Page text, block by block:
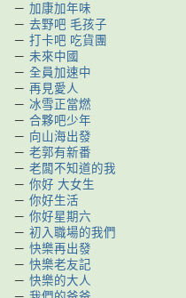
－ 加康加年味
－ 去野吧 毛孩子
－ 打卡吧 吃貨團
－ 未來中國
－ 全員加速中
－ 再見愛人
－ 冰雪正當燃
－ 合夥吧少年
－ 向山海出發
－ 老郭有新番
－ 老闆不知道的我
－ 你好 大女生
－ 你好生活
－ 你好星期六
－ 初入職場的我們
－ 快樂再出發
－ 快樂老友記
－ 快樂的大人